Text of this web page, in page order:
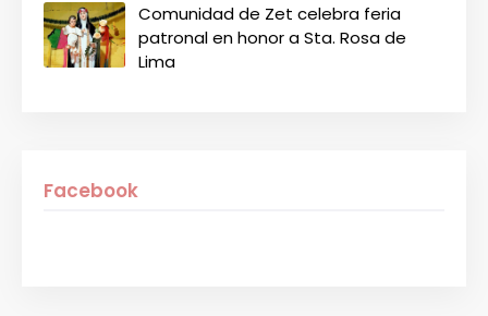
Comunidad de Zet celebra feria
patronal en honor a Sta. Rosa de
Lima
Facebook